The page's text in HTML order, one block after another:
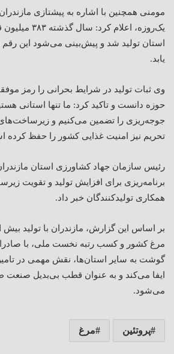
مومنی همچنین با اشاره به پیشتازی
یک‌روزه، اعلام
استان تولید شد و پیش‌بینی می‌شود این
یابد.
وی ثبات تولید در شرایط بحرانی را رمز
جوجه‌ریزی را تضمین می‌کنیم و
تحریم نیز امنیت غذایی کشور را حفظ کرده
رئیس سازمان جهاد کشاورزی استان مازندران
برنامه‌ریزی برای افزایش تولید و تقویت
همکاری تولیدکنندگان خبر داد.
گوشت به سایر استان‌ها، نقش مهمی در
ایفا می‌کند و به عنوان قطب بی‌بدیل صنعت
می‌شود.
پروتئین مرغ